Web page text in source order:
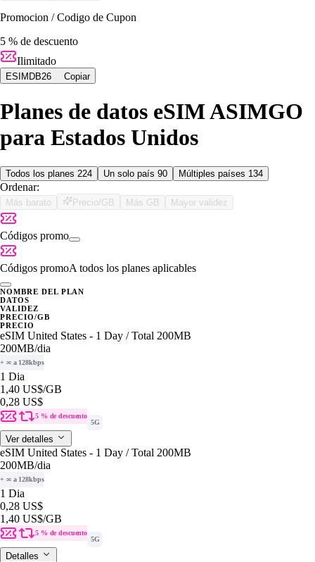
Promocion / Codigo de Cupon
5 % de descuento
Ilimitado
ESIMDB26 Copiar
Planes de datos eSIM ASIMGO
para Estados Unidos
Todos los planes 224 Un solo país 90 Múltiples países 134
Ordenar:
Más barato Precio/GB Más GB Mayor validez
Códigos promo
Códigos promoA todos los planes aplicables
NOMBRE DEL PLAN
DATOS
VALIDEZ
PRECIO/GB
PRECIO
eSIM United States - 1 Day / Total 200MB
200MB/dia
+ ∞ a 128kbps
1 Dia
1,40 US$/GB
0,28 US$
5 % de descuento
5G
Ver detalles
eSIM United States - 1 Day / Total 200MB
200MB/dia
+ ∞ a 128kbps
1 Dia
0,28 US$
1,40 US$/GB
5 % de descuento
5G
Detalles